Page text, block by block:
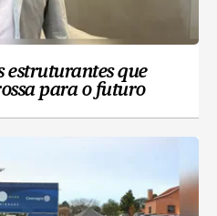
estruturantes que
para o futuro